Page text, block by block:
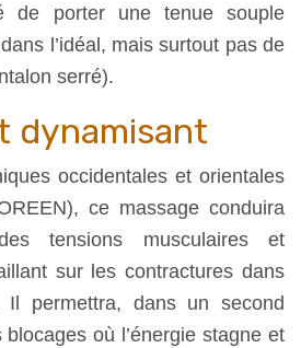
de porter une tenue souple
l’idéal, mais surtout pas de
serré).
dynamisant
occidentales et orientales
ce massage conduira
tensions musculaires et
sur les contractures dans
Il permettra, dans un second
où l’énergie stagne et